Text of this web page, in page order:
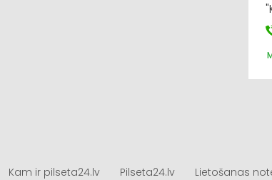
Kam ir pilseta24.lv Pilseta24.lv Lietošanas